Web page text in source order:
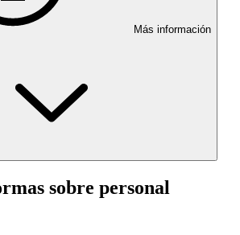
Más información
sobre personal